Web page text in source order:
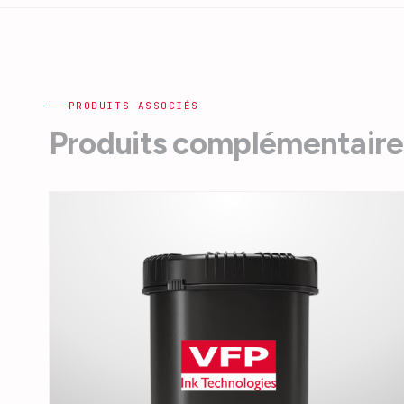
PRODUITS ASSOCIÉS
Produits